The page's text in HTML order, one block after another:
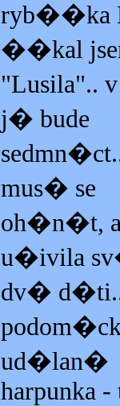
ryb��ka
��kal
j� bude
mus� se
oh�n�t,
u�ivila
dv� d�ti..
ud�lan�
harpunka -